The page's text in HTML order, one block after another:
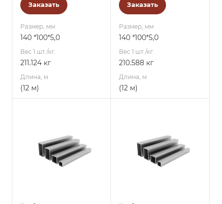
Заказать
Размер, мм
140 *100*5,0
Вес 1 шт./кг.
211.124 кг
Длина, м
(12 м)
Заказать
Размер, мм
140 *100*5,0
Вес 1 шт./кг.
210.588 кг
Длина, м
(12 м)